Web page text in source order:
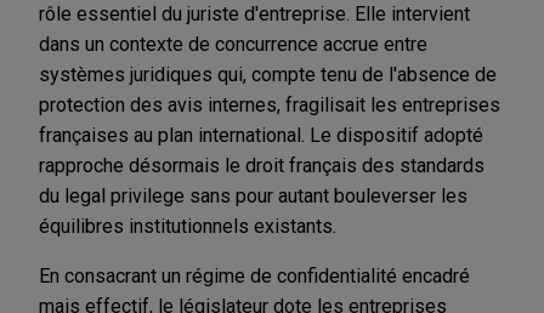
rôle essentiel du juriste d'entreprise. Elle intervient
dans un contexte de concurrence accrue entre
systèmes juridiques qui, compte tenu de l'absence de
protection des avis internes, fragilisait les entreprises
françaises au plan international. Le dispositif adopté
rapproche désormais le droit français des standards
du legal privilege sans pour autant bouleverser les
équilibres institutionnels existants.
En consacrant un régime de confidentialité encadré
mais effectif, le législateur dote les entreprises